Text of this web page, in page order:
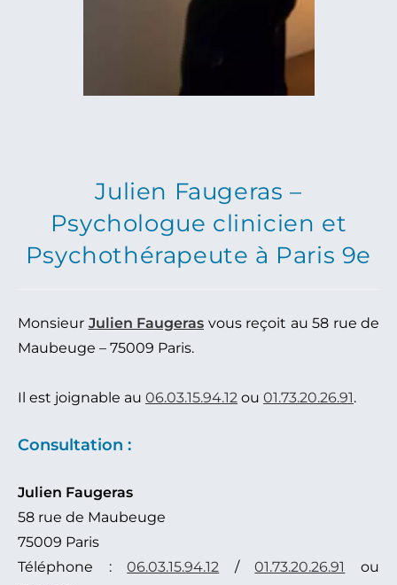
Julien Faugeras –
Psychologue clinicien et
Psychothérapeute à Paris 9e
Monsieur Julien Faugeras vous reçoit au 58 rue de
Maubeuge – 75009 Paris.
Il est joignable au 06.03.15.94.12 ou 01.73.20.26.91.
Consultation :
Julien Faugeras
58 rue de Maubeuge
75009 Paris
Téléphone :06.03.15.94.12 /01.73.20.26.91
ou